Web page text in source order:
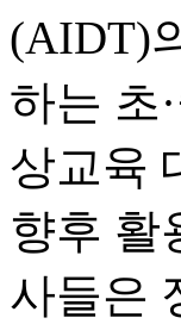
(AIDT)
하는 초
상교육
향후 활
사들은